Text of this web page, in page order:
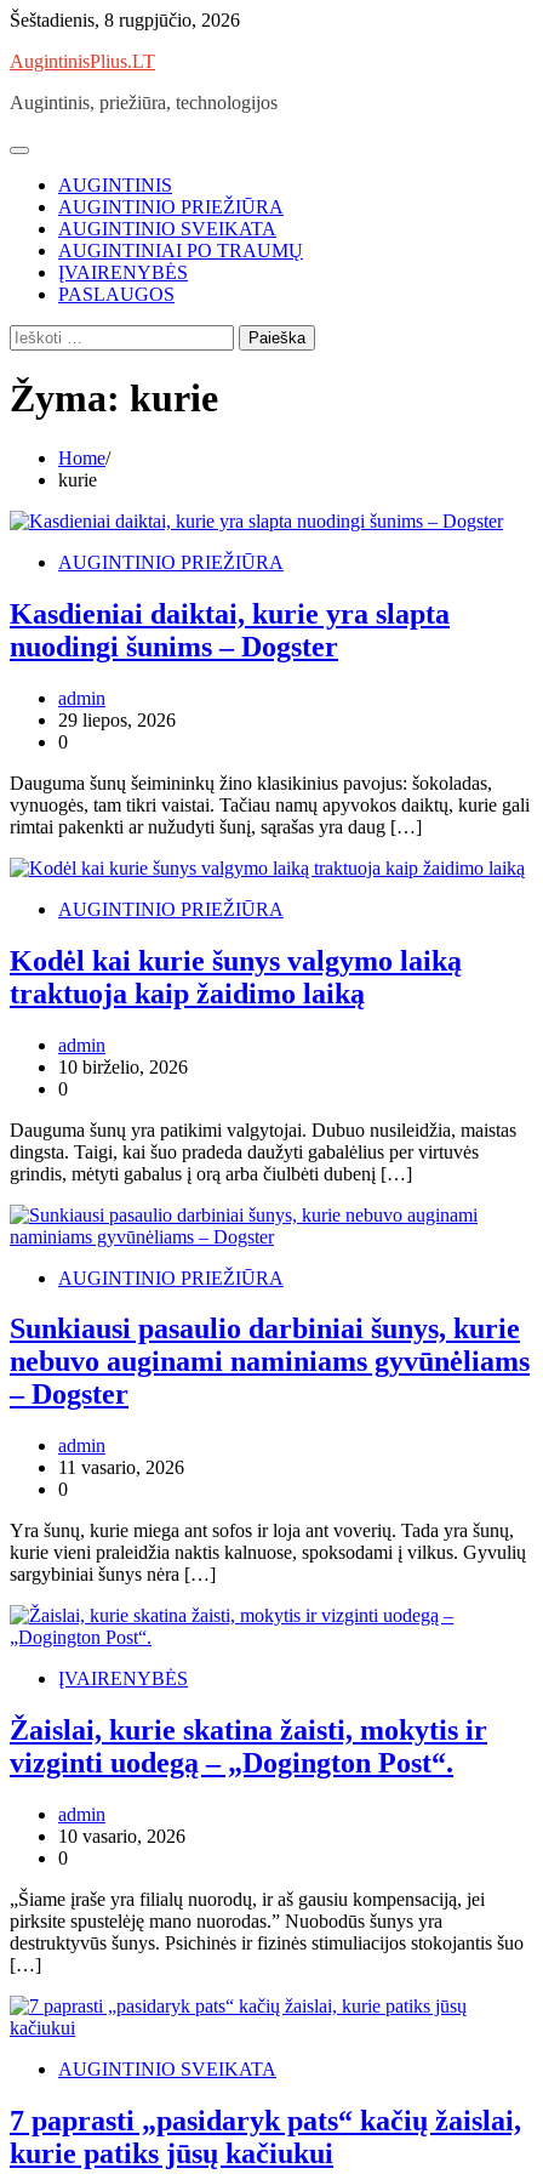
Skip
content
Šeštadienis, 8 rugpjūčio, 2026
AugintinisPlius.LT
Augintinis, priežiūra, technologijos
AUGINTINIS
AUGINTINIO PRIEŽIŪRA
AUGINTINIO SVEIKATA
AUGINTINIAI PO TRAUMŲ
ĮVAIRENYBĖS
PASLAUGOS
Ieškoti:
Žyma: kurie
Home
kurie
AUGINTINIO PRIEŽIŪRA
Kasdieniai daiktai, kurie yra slapta
nuodingi šunims – Dogster
admin
29 liepos, 2026
0
Dauguma šunų šeimininkų žino klasikinius pavojus: šokoladas,
vynuogės, tam tikri vaistai. Tačiau namų apyvokos daiktų, kurie gali
rimtai pakenkti ar nužudyti šunį, sąrašas yra daug […]
AUGINTINIO PRIEŽIŪRA
Kodėl kai kurie šunys valgymo laiką
traktuoja kaip žaidimo laiką
admin
10 birželio, 2026
0
Dauguma šunų yra patikimi valgytojai. Dubuo nusileidžia, maistas
dingsta. Taigi, kai šuo pradeda daužyti gabalėlius per virtuvės
grindis, mėtyti gabalus į orą arba čiulbėti dubenį […]
AUGINTINIO PRIEŽIŪRA
Sunkiausi pasaulio darbiniai šunys, kurie
nebuvo auginami naminiams gyvūnėliams
– Dogster
admin
11 vasario, 2026
0
Yra šunų, kurie miega ant sofos ir loja ant voverių. Tada yra šunų,
kurie vieni praleidžia naktis kalnuose, spoksodami į vilkus. Gyvulių
sargybiniai šunys nėra […]
ĮVAIRENYBĖS
Žaislai, kurie skatina žaisti, mokytis ir
vizginti uodegą – „Dogington Post“.
admin
10 vasario, 2026
0
„Šiame įraše yra filialų nuorodų, ir aš gausiu kompensaciją, jei
pirksite spustelėję mano nuorodas.” Nuobodūs šunys yra
destruktyvūs šunys. Psichinės ir fizinės stimuliacijos stokojantis šuo
[…]
AUGINTINIO SVEIKATA
7 paprasti „pasidaryk pats“ kačių žaislai,
kurie patiks jūsų kačiukui